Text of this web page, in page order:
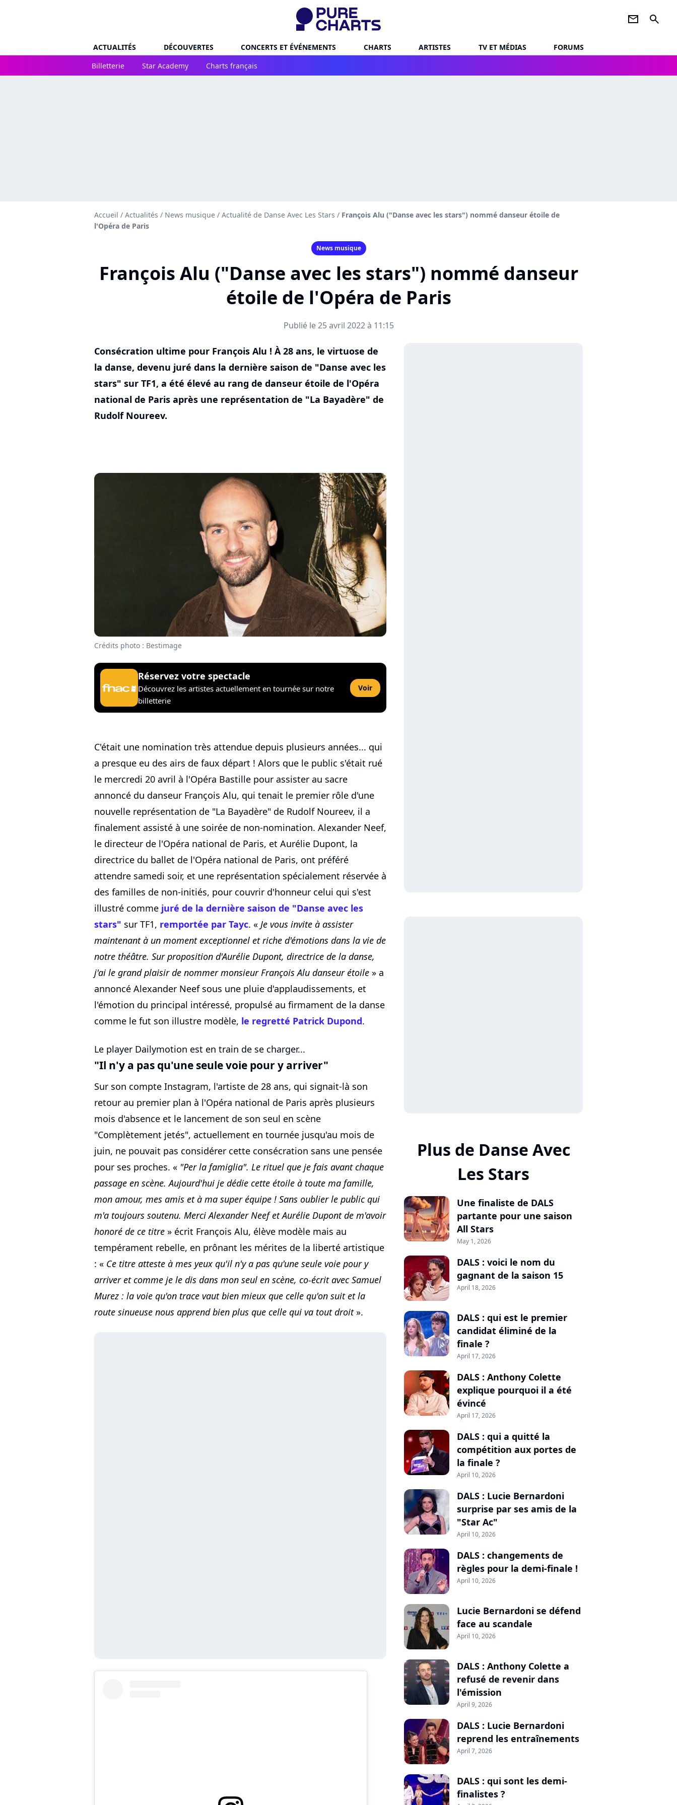
newsletter search
ACTUALITÉS DÉCOUVERTES CONCERTS ET ÉVÉNEMENTS CHARTS ARTISTES TV ET MÉDIAS
FORUMS
Billetterie
Star Academy Charts français
Accueil / Actualités / News musique / Actualité de Danse Avec Les Stars / François Alu ("Danse avec les stars") nommé danseur étoile de
l'Opéra de Paris
News musique
François Alu ("Danse avec les stars") nommé danseur
étoile de l'Opéra de Paris
Publié le 25 avril 2022 à 11:15
Consécration ultime pour François Alu ! À 28 ans, le virtuose de
la danse, devenu juré dans la dernière saison de "Danse avec les
stars" sur TF1, a été élevé au rang de danseur étoile de l'Opéra
national de Paris après une représentation de "La Bayadère" de
Rudolf Noureev.
Crédits photo : Bestimage
Réservez votre spectacle
Découvrez les artistes actuellement en tournée sur notre
billetterie
Voir
C'était une nomination très attendue depuis plusieurs années... qui
a presque eu des airs de faux départ ! Alors que le public s'était rué
le mercredi 20 avril à l'Opéra Bastille pour assister au sacre
annoncé du danseur François Alu, qui tenait le premier rôle d'une
nouvelle représentation de "La Bayadère" de Rudolf Noureev, il a
finalement assisté à une soirée de non-nomination. Alexander Neef,
le directeur de l'Opéra national de Paris, et Aurélie Dupont, la
directrice du ballet de l'Opéra national de Paris, ont préféré
attendre samedi soir, et une représentation spécialement réservée à
des familles de non-initiés, pour couvrir d'honneur celui qui s'est
illustré comme juré de la dernière saison de "Danse avec les
stars" sur TF1, remportée par Tayc. « Je vous invite à assister
maintenant à un moment exceptionnel et riche d'émotions dans la vie de
notre théâtre. Sur proposition d'Aurélie Dupont, directrice de la danse,
j'ai le grand plaisir de nommer monsieur François Alu danseur étoile » a
annoncé Alexander Neef sous une pluie d'applaudissements, et
l'émotion du principal intéressé, propulsé au firmament de la danse
comme le fut son illustre modèle, le regretté Patrick Dupond.
Le player Dailymotion est en train de se charger...
"Il n'y a pas qu'une seule voie pour y arriver"
Sur son compte Instagram, l'artiste de 28 ans, qui signait-là son
retour au premier plan à l'Opéra national de Paris après plusieurs
mois d'absence et le lancement de son seul en scène
"Complètement jetés", actuellement en tournée jusqu'au mois de
juin, ne pouvait pas considérer cette consécration sans une pensée
pour ses proches. « "Per la famiglia". Le rituel que je fais avant chaque
passage en scène. Aujourd'hui je dédie cette étoile à toute ma famille,
mon amour, mes amis et à ma super équipe ! Sans oublier le public qui
m'a toujours soutenu. Merci Alexander Neef et Aurélie Dupont de m'avoir
honoré de ce titre » écrit François Alu, élève modèle mais au
tempérament rebelle, en prônant les mérites de la liberté artistique
: « Ce titre atteste à mes yeux qu'il n'y a pas qu'une seule voie pour y
arriver et comme je le dis dans mon seul en scène, co-écrit avec Samuel
Murez : la voie qu'on trace vaut bien mieux que celle qu'on suit et la
route sinueuse nous apprend bien plus que celle qui va tout droit».
Plus de Danse Avec
Les Stars
Une finaliste de DALS
partante pour une saison
All Stars
May 1, 2026
DALS : voici le nom du
gagnant de la saison 15
April 18, 2026
DALS : qui est le premier
candidat éliminé de la
finale ?
April 17, 2026
DALS : Anthony Colette
explique pourquoi il a été
évincé
April 17, 2026
DALS : qui a quitté la
compétition aux portes de
la finale ?
April 10, 2026
DALS : Lucie Bernardoni
surprise par ses amis de la
"Star Ac"
April 10, 2026
DALS : changements de
règles pour la demi-finale !
April 10, 2026
Lucie Bernardoni se défend
face au scandale
April 10, 2026
DALS : Anthony Colette a
refusé de revenir dans
l'émission
April 9, 2026
DALS : Lucie Bernardoni
reprend les entraînements
April 7, 2026
DALS : qui sont les demi-
finalistes ?